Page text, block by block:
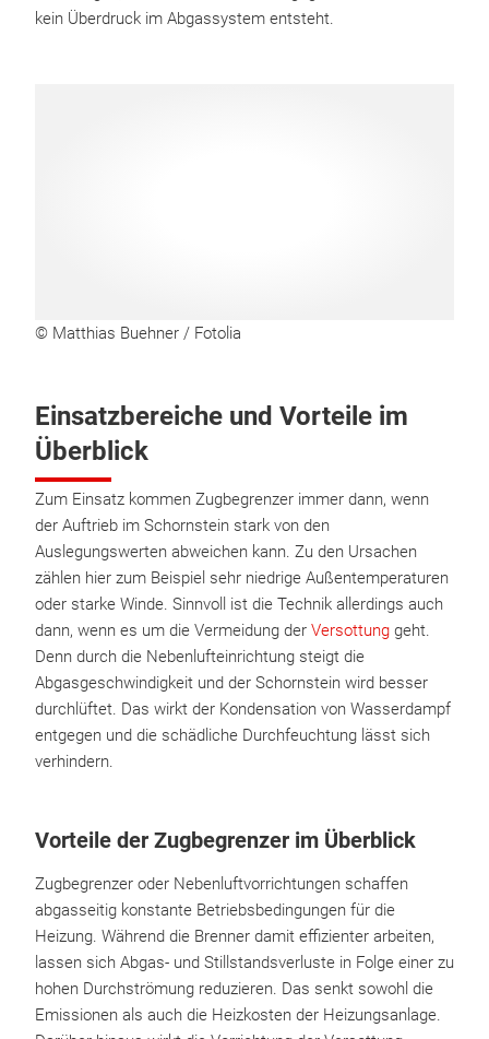
kein Überdruck im Abgassystem entsteht.
© Matthias Buehner / Fotolia
Einsatzbereiche und Vorteile im
Überblick
Zum Einsatz kommen Zugbegrenzer immer dann, wenn
der Auftrieb im Schornstein stark von den
Auslegungswerten abweichen kann. Zu den Ursachen
zählen hier zum Beispiel sehr niedrige Außentemperaturen
oder starke Winde. Sinnvoll ist die Technik allerdings auch
dann, wenn es um die Vermeidung der Versottung geht.
Denn durch die Nebenlufteinrichtung steigt die
Abgasgeschwindigkeit und der Schornstein wird besser
durchlüftet. Das wirkt der Kondensation von Wasserdampf
entgegen und die schädliche Durchfeuchtung lässt sich
verhindern.
Vorteile der Zugbegrenzer im Überblick
Zugbegrenzer oder Nebenluftvorrichtungen schaffen
abgasseitig konstante Betriebsbedingungen für die
Heizung. Während die Brenner damit effizienter arbeiten,
lassen sich Abgas- und Stillstandsverluste in Folge einer zu
hohen Durchströmung reduzieren. Das senkt sowohl die
Emissionen als auch die Heizkosten der Heizungsanlage.